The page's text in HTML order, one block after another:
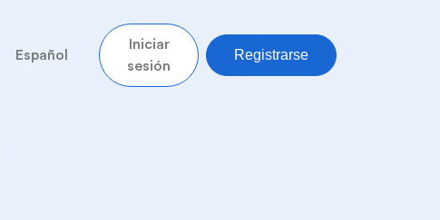
Español
Iniciar
sesión
Registrarse